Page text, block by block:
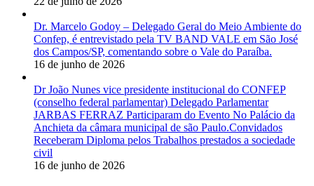
Dr. Marcelo Godoy – Delegado Geral do Meio Ambiente do
Confep, é entrevistado pela TV BAND VALE em São José
dos Campos/SP, comentando sobre o Vale do Paraíba.
16 de junho de 2026
Dr João Nunes vice presidente institucional do CONFEP
(conselho federal parlamentar) Delegado Parlamentar
JARBAS FERRAZ Participaram do Evento No Palácio da
Anchieta da câmara municipal de são Paulo.Convidados
Receberam Diploma pelos Trabalhos prestados a sociedade
civil
16 de junho de 2026